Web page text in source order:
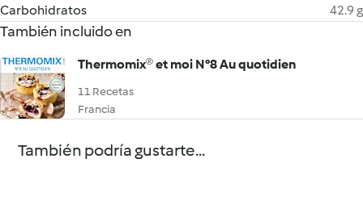
Carbohidratos
42.9 g
También incluido en
Thermomix® et moi N°8 Au quotidien
11 Recetas
Francia
También podría gustarte...